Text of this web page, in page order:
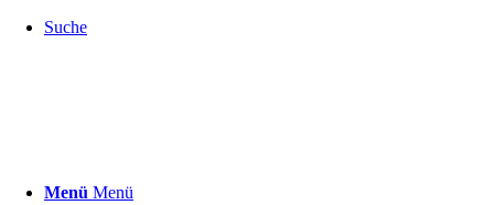
Suche
Menü Menü